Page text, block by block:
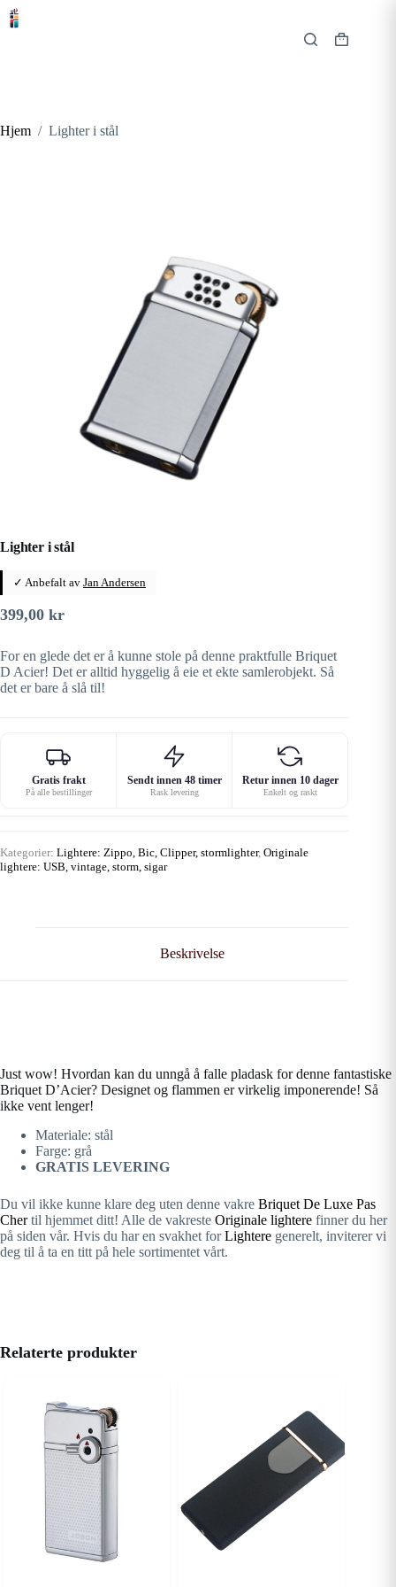
Hopp
Hjem / Lighter i stål
Lighter i stål
✓ Anbefalt av Jan Andersen
399,00 kr
For en glede det er å kunne stole på denne praktfulle Briquet
D Acier! Det er alltid hyggelig å eie et ekte samlerobjekt. Så
det er bare å slå til!
Gratis frakt
På alle bestillinger
Sendt innen 48 timer
Rask levering
Retur innen 10 dager
Enkelt og raskt
Kategorier: Lightere: Zippo, Bic, Clipper, stormlighter, Originale
lightere: USB, vintage, storm, sigar
Beskrivelse
Just wow! Hvordan kan du unngå å falle pladask for denne fantastiske
Briquet D’Acier? Designet og flammen er virkelig imponerende! Så
ikke vent lenger!
Materiale: stål
Farge: grå
GRATIS LEVERING
Du vil ikke kunne klare deg uten denne vakre Briquet De Luxe Pas
Chertil hjemmet ditt! Alle de vakreste Originale lightere finner du her
på siden vår. Hvis du har en svakhet forLightere generelt, inviterer vi
deg til å ta en titt på hele sortimentet vårt.
Relaterte produkter